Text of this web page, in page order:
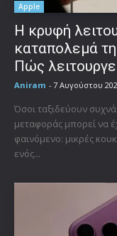
Apple
Η κρυφή
καταπολεμά
Πώς
Aniram - 7 Αυγούστου
Όσοι ταξιδεύουν
μεταφοράς μπορεί να
φαινόμενο: μικρές
ενός...